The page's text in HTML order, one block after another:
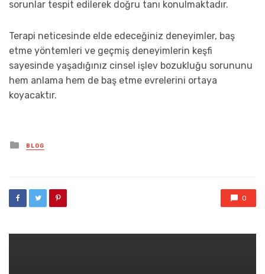
sorunlar tespit edilerek doğru tanı konulmaktadır.
Terapi neticesinde elde edeceğiniz deneyimler, baş
etme yöntemleri ve geçmiş deneyimlerin keşfi
sayesinde yaşadığınız cinsel işlev bozukluğu sorununu
hem anlama hem de baş etme evrelerini ortaya
koyacaktır.
Posted
in
BLOG
0